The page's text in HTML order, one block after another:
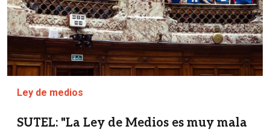
Ley de medios
SUTEL: "La Ley de Medios es muy mala